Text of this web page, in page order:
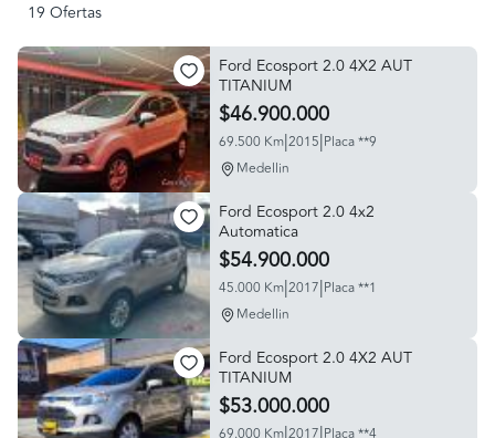
19 Ofertas
Ford Ecosport 2.0 4X2 AUT
TITANIUM
$46.900.000
69.500 Km|2015|Placa **9
Medellin
Ford Ecosport 2.0 4x2
Automatica
$54.900.000
45.000 Km|2017|Placa **1
Medellin
Ford Ecosport 2.0 4X2 AUT
TITANIUM
$53.000.000